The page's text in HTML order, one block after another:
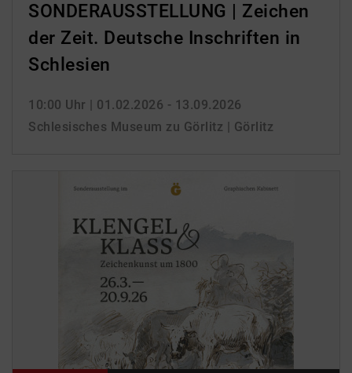
SONDERAUSSTELLUNG | Zeichen
der Zeit. Deutsche Inschriften in
Schlesien
10:00 Uhr | 01.02.2026 - 13.09.2026
Schlesisches Museum zu Görlitz | Görlitz